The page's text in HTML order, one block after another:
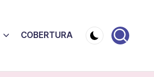
COBERTURA